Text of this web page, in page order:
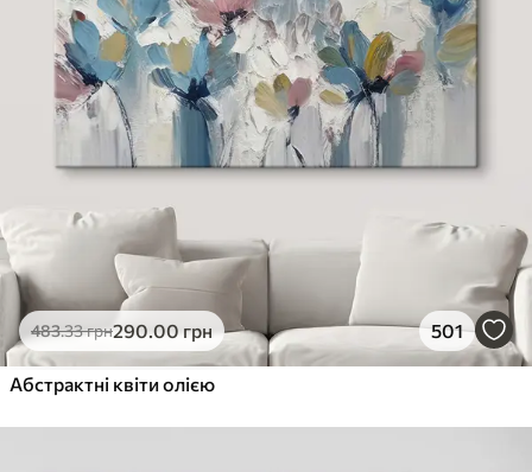
483.33грн290.00грн 501
Абстрактні квіти олією